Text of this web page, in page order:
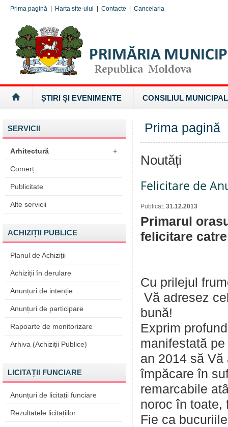
Prima pagină Harta site-ului Contacte Cancelaria
ȘTIRI ȘI EVENIMENTE CONSILIUL MUNICIPAL
SERVICII
Arhitectură +
Comerț
Publicitate
Alte servicii
ACHIZIȚII PUBLICE
Planul de Achiziții
Achiziții în derulare
Anunțuri de intenție
Anunțuri de participare
Rapoarte de monitorizare
Arhiva (Achiziții Publice)
LICITAȚII FUNCIARE
Anunțuri de licitații funciare
Rezultatele licitațiilor
Prima pagină
Noutăți
Felicitare de
Publicat: 31.12.2013
Primarul
felicitare
Cu prilejul
Vă adresez
bună!
Exprim
manifestată
an 2014 să
împăcare în
remarcabile
noroc în toate,
Fie ca